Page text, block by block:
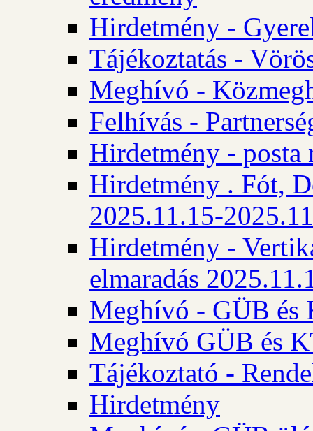
Hirdetmény -
Tájékoztatás -
Meghívó -
Felhívás -
Hirdetmény - posta
Hirdetmény . Fót,
2025.11.15-
Hirdetmény -
elmaradás
Meghívó - GÜB és
Meghívó GÜB és
Tájékoztató -
Hirdetmény